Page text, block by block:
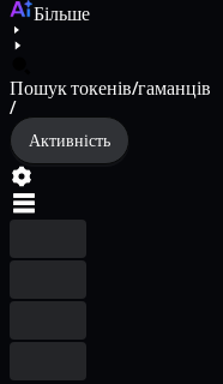
Більше
Пошук токенів/гаманців
/
Активність